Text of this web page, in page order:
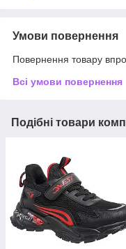
Умови повернення
Повернення товару
Всі умови повернення
Подібні товари